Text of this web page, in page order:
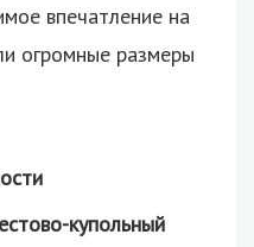
впечатление на
огромные размеры
купольный